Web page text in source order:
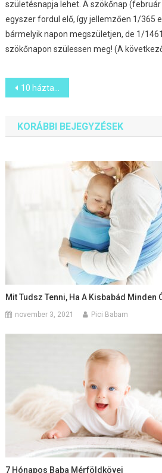
születésnapja lehet. A szökőnap
egyszer fordul elő, így jellemzően 1/365
bármelyik napon megszületjen, de 1/
szökőnapon szülessen meg! (A
Bejegyzés
navigáció
10 háztartásban lévő tárgy, amelyet tartsunk távol a babától
KORÁBBI BEJEGYZÉSEK
Mit Tudsz Tenni, Ha A Kisbabád Minden
november 3, 2021 Pici Babam
7 Hónapos Baba Mérföldkövei